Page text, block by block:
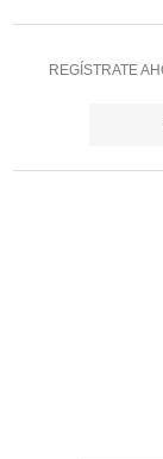
REGÍSTRATE